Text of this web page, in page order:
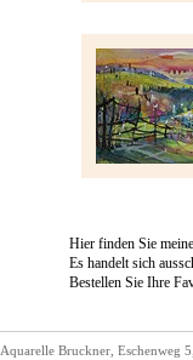
Hier finden Sie
Es handelt sich
Bestellen Sie Ihre
Aquarelle Bruckner, Eschenweg